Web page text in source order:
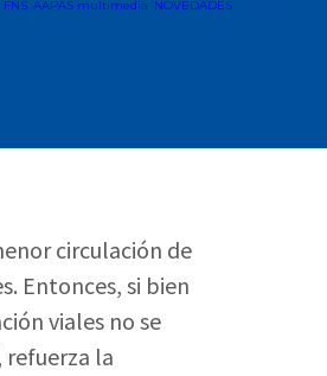
FNS AAPAS multimedia NOVEDADES
circulación de
Entonces, si bien
viales no se
refuerza la